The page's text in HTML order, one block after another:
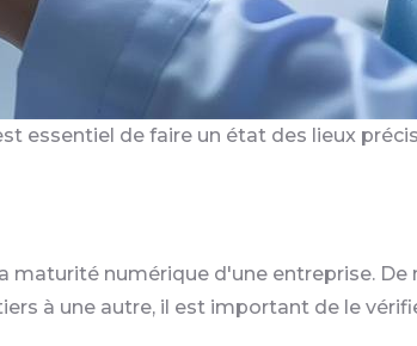
essentiel de faire un état des lieux
numérique d'une entreprise. De
à une autre, il est important de le